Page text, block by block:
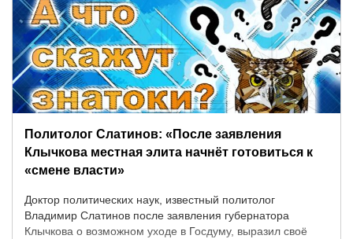
Политолог Слатинов: «После заявления
Клычкова местная элита начнёт готовиться к
«смене власти»
Доктор политических наук, известный политолог
Владимир Слатинов после заявления губернатора
Клычкова о возможном уходе в Госдуму, выразил своё